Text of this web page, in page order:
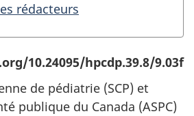
rédacteurs
10.24095/hpcdp.39.8/9.03f
de pédiatrie (SCP) et
publique du Canada (ASPC)